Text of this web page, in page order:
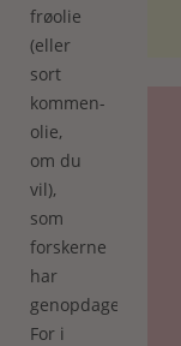
frøolie
(eller
sort
kommen-
olie,
om du
vil),
som
forskerne
har
genopdaget.
For i